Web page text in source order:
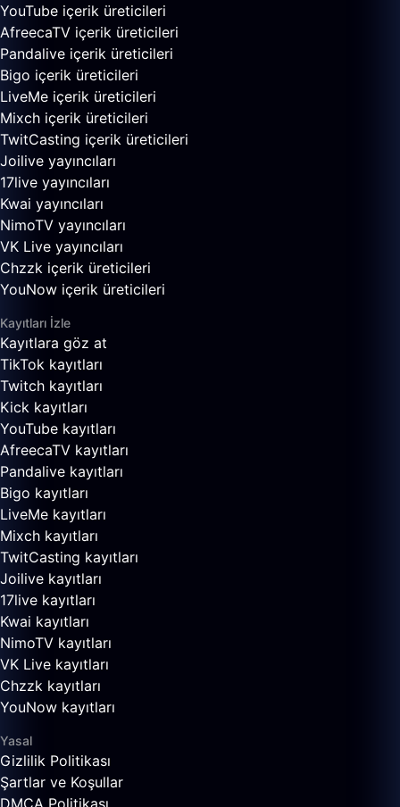
YouTube içerik üreticileri
AfreecaTV içerik üreticileri
Pandalive içerik üreticileri
Bigo içerik üreticileri
LiveMe içerik üreticileri
Mixch içerik üreticileri
TwitCasting içerik üreticileri
Joilive yayıncıları
17live yayıncıları
Kwai yayıncıları
NimoTV yayıncıları
VK Live yayıncıları
Chzzk içerik üreticileri
YouNow içerik üreticileri
Kayıtları İzle
Kayıtlara göz at
TikTok kayıtları
Twitch kayıtları
Kick kayıtları
YouTube kayıtları
AfreecaTV kayıtları
Pandalive kayıtları
Bigo kayıtları
LiveMe kayıtları
Mixch kayıtları
TwitCasting kayıtları
Joilive kayıtları
17live kayıtları
Kwai kayıtları
NimoTV kayıtları
VK Live kayıtları
Chzzk kayıtları
YouNow kayıtları
Yasal
Gizlilik Politikası
Şartlar ve Koşullar